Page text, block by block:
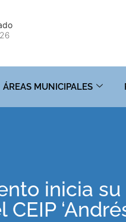
ÁREAS MUNICIPALES
inicia